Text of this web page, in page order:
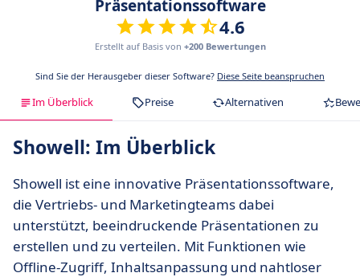
Präsentationssoftware
4.6
Erstellt auf Basis von +200 Bewertungen
Sind Sie der Herausgeber dieser Software? Diese Seite beanspruchen
Im Überblick Preise Alternativen
Showell: Im Überblick
Showell ist eine innovative Präsentationssoftware,
die Vertriebs- und Marketingteams dabei
unterstützt, beeindruckende Präsentationen zu
erstellen und zu verteilen. Mit Funktionen wie
Offline-Zugriff, Inhaltsanpassung und nahtloser